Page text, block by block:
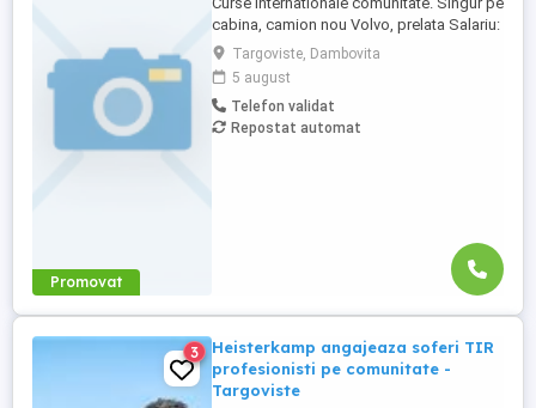
Promovat
cabina, camion nou Volvo, prelata Salariu:
2700 luna net 12.000 km (garantat) Prima
0,06 camion km extra peste 12000 km; +
100 prima la angajare pt. ADR; + 300 prima
pentru 6 luni lucrate; + 300 prima pentru 9
luni lucrate; + 300 prima pentru 12 luni
Targoviste, Dambovita
5 august
Telefon validat
Repostat automat
3
Heisterkamp angajeaza soferi TIR
profesionisti pe comunitate -
Targoviste